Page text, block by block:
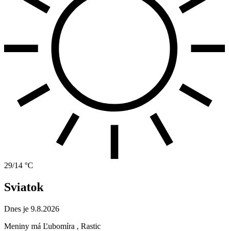
29/14 °C
Sviatok
Dnes je 9.8.2026
Meniny má Ľubomíra , Rastic